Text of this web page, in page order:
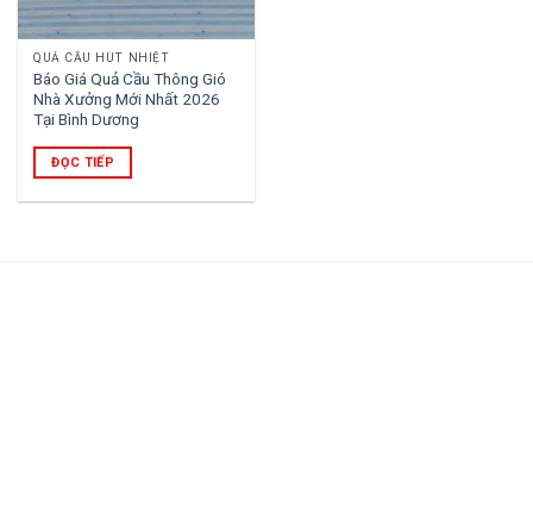
QUẢ CẦU HÚT NHIỆT
Báo Giá Quả Cầu Thông Gió
Nhà Xưởng Mới Nhất 2026
Tại Bình Dương
ĐỌC TIẾP